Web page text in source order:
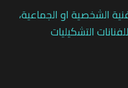
الشخصية او الجماعية،
التشكيليات